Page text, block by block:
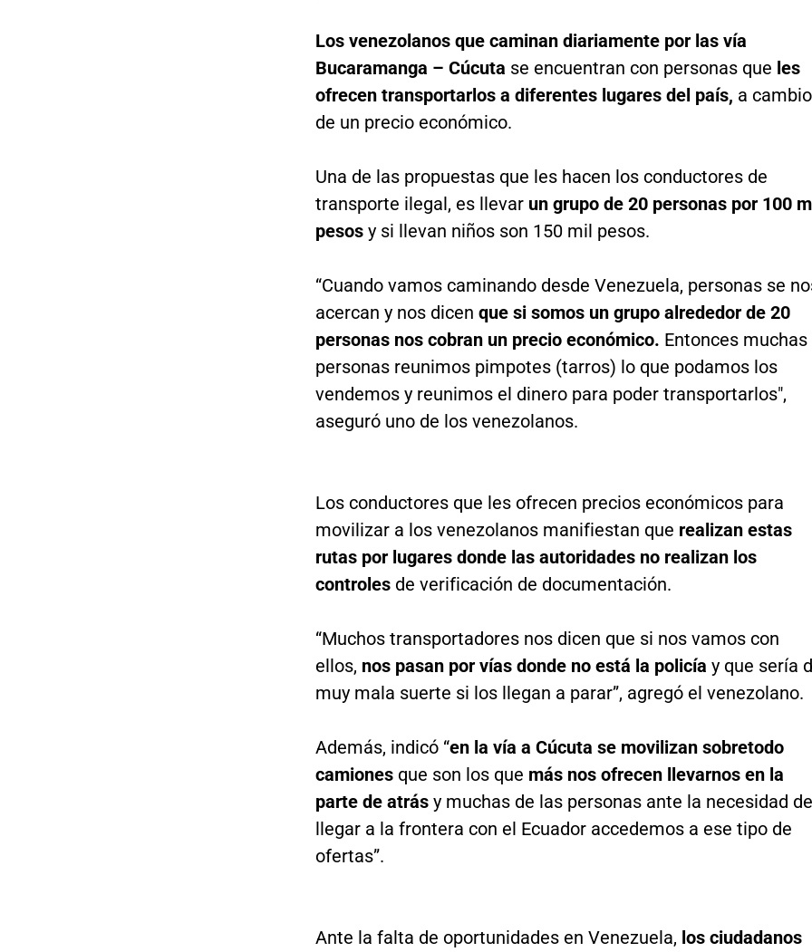
Los venezolanos que caminan diariamente por las vía
Bucaramanga – Cúcuta se encuentran con personas que les
ofrecen transportarlos a diferentes lugares del país, a cambio
de un precio económico.
Una de las propuestas que les hacen los conductores de
transporte ilegal, es llevar un grupo de 20 personas por 100
pesos y si llevan niños son 150 mil pesos.
“Cuando vamos caminando desde Venezuela, personas se
acercan y nos dicen que si somos un grupo alrededor de 20
personas nos cobran un precio económico. Entonces muchas
personas reunimos pimpotes (tarros) lo que podamos los
vendemos y reunimos el dinero para poder transportarlos",
aseguró uno de los venezolanos.
Los conductores que les ofrecen precios económicos para
movilizar a los venezolanos manifiestan que realizan estas
rutas por lugares donde las autoridades no realizan los
controles de verificación de documentación.
“Muchos transportadores nos dicen que si nos vamos con
ellos, nos pasan por vías donde no está la policía y que sería
muy mala suerte si los llegan a parar”, agregó el venezolano.
Además, indicó “en la vía a Cúcuta se movilizan sobretodo
camiones que son los que más nos ofrecen llevarnos en la
parte de atrás y muchas de las personas ante la necesidad de
llegar a la frontera con el Ecuador accedemos a ese tipo de
ofertas”.
Ante la falta de oportunidades en Venezuela, los ciudadanos